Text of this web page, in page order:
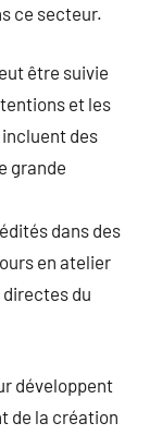
ce secteur.
être suivie
et les
des
grande
dans des
en atelier
du
développent
de la création